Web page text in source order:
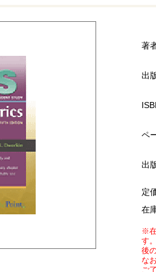
著
出
ペ
出
在
定
※
す
後
な
ご